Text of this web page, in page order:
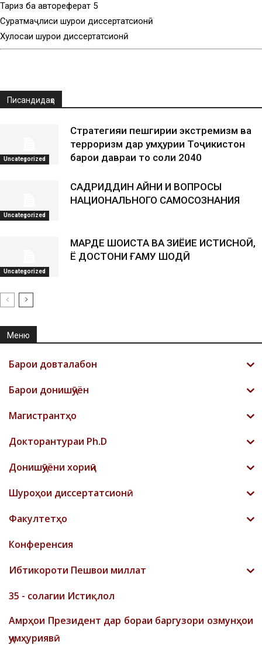
Тақриз ба автореферат 5
Суратмаҷлиси шурои диссертатсионӣ
Хулосаи шурои диссертатсионӣ
Писандидаҳо
Uncategorized
Стратегияи пешгирии экстремизм ва
терроризм дар Ҷумҳурии Тоҷикистон
барои давраи то соли 2040
Uncategorized
САДРИДДИН АЙНИ И ВОПРОСЫ
НАЦИОНАЛЬНОГО САМОСОЗНАНИЯ
Uncategorized
МАРДЕ ШОИСТА ВА ЗИЁИЕ ИСТИСНОӢ,
Ё ДОСТОНИ ҒАМУ ШОДӢ
Меню
Барои довталабон
Барои донишҷӯён
Магистрантҳо
Докторантураи Ph.D
Донишҷӯёни хориҷӣ
Шyроҳои диссертатсионӣ
Факултетҳо
Конференсия
Ибтикороти Пешвои миллат
35 - солагии Истиқлол
Амрҳои Президент дар бораи баргузори озмунҳои
ҷумҳуриявӣ